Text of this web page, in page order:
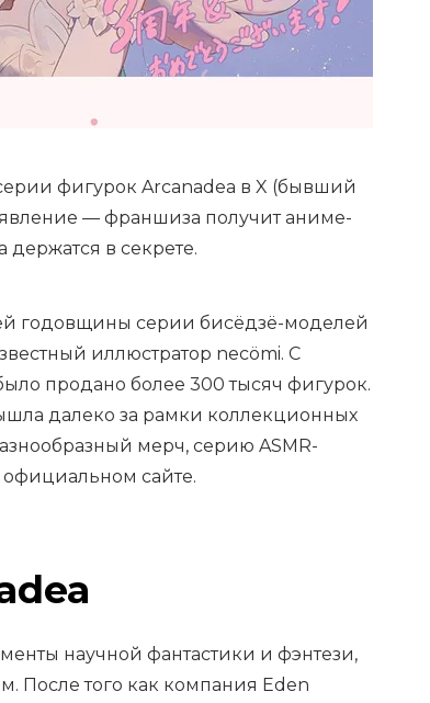
фигурок Arcanadea в X (бывший
— франшиза получит аниме-
в секрете.
годовщины серии бисёдзё-моделей
иллюстратор necömi. С
продано более 300 тысяч фигурок.
далеко за рамки коллекционных
мерч, серию ASMR-
сайте.
научной фантастики и фэнтези,
После того как компания Eden